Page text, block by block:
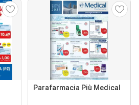
Parafarmacia Più Medical